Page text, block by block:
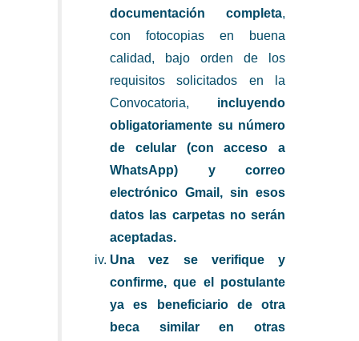
documentación completa,
con fotocopias en buena
calidad, bajo orden de los
requisitos solicitados en la
Convocatoria, incluyendo
obligatoriamente su número
de celular (con acceso a
WhatsApp) y correo
electrónico Gmail, sin esos
datos las carpetas no serán
aceptadas.
Una vez se verifique y
confirme, que el postulante
ya es beneficiario de otra
beca similar en otras